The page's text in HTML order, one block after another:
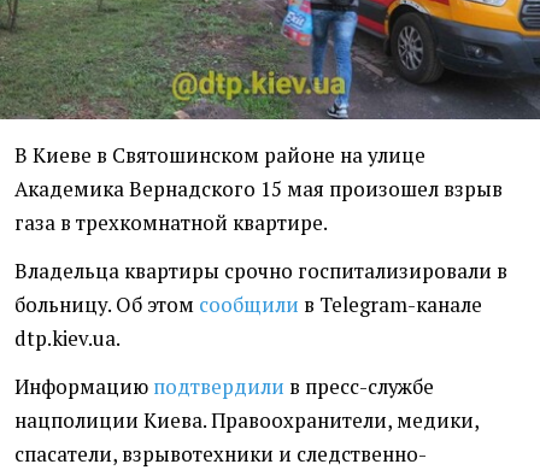
В Киеве в Святошинском районе на улице
Академика Вернадского 15 мая произошел взрыв
газа в трехкомнатной квартире.
Владельца квартиры срочно госпитализировали в
больницу. Об этом сообщили в Telegram-канале
dtp.kiev.ua.
Информацию подтвердили в пресс-службе
нацполиции Киева. Правоохранители, медики,
спасатели, взрывотехники и следственно-